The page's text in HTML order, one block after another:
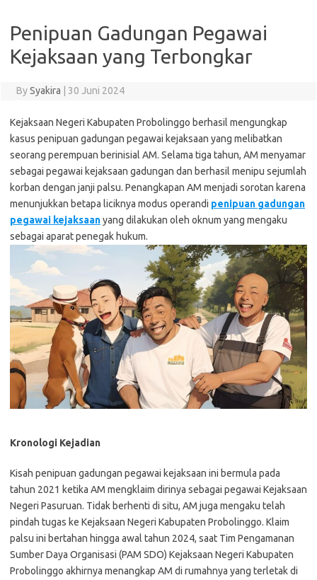
Penipuan Gadungan Pegawai
Kejaksaan yang Terbongkar
BySyakira 30 Juni 2024
Kejaksaan Negeri Kabupaten Probolinggo berhasil mengungkap
kasus penipuan gadungan pegawai kejaksaan yang melibatkan
seorang perempuan berinisial AM. Selama tiga tahun, AM menyamar
sebagai pegawai kejaksaan gadungan dan berhasil menipu sejumlah
korban dengan janji palsu. Penangkapan AM menjadi sorotan karena
menunjukkan betapa liciknya modus operandi penipuan gadungan
pegawai kejaksaanyang dilakukan oleh oknum yang mengaku
sebagai aparat penegak hukum.
Kronologi Kejadian
Kisah penipuan gadungan pegawai kejaksaan ini bermula pada
tahun 2021 ketika AM mengklaim dirinya sebagai pegawai Kejaksaan
Negeri Pasuruan. Tidak berhenti di situ, AM juga mengaku telah
pindah tugas ke Kejaksaan Negeri Kabupaten Probolinggo. Klaim
palsu ini bertahan hingga awal tahun 2024, saat Tim Pengamanan
Sumber Daya Organisasi (PAM SDO) Kejaksaan Negeri Kabupaten
Probolinggo akhirnya menangkap AM di rumahnya yang terletak di